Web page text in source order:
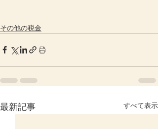
その他の税金
最新記事 すべて表示